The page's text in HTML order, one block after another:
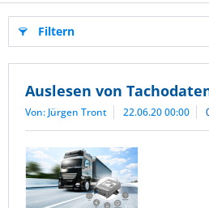
Filtern
Auslesen von
Von: Jürgen Tront 22.06.20 00:00